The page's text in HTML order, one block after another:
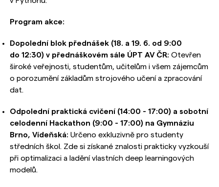
Program akce:
Dopolední blok přednášek (18. a 19. 6. od 9:00
do 12:30) v přednáškovém sále ÚPT AV ČR: Otevřen
široké veřejnosti, studentům, učitelům i všem zájemcům
o porozumění základům strojového učení a zpracování
dat.
Odpolední praktická cvičení (14:00 - 17:00) a sobotní
celodenní Hackathon (9:00 - 17:00) na Gymnáziu
Brno, Vídeňská: Určeno exkluzivně pro studenty
středních škol. Zde si získané znalosti prakticky vyzkouší
při optimalizaci a ladění vlastních deep learningových
modelů.